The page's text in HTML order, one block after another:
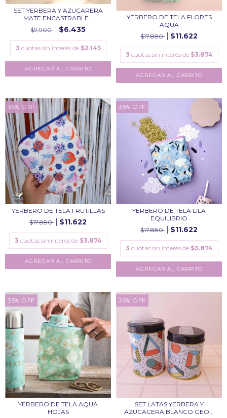
SET YERBERA Y AZUCARERA
MATE ENCASTRABLE...
$9.900
$6.435
3 cuotas sin interés de $2.145
AGREGAR AL CARRITO
YERBERO DE TELA FLORES
AQUA
$17.880
$11.622
3 cuotas sin interés de $3.874
35% OFF
YERBERO DE TELA FRUTILLAS
$17.880
$11.622
3 cuotas sin interés de $3.874
35% OFF
YERBERO DE TELA LILA
EQUILIBRIO
$17.880
$11.622
3 cuotas sin interés de $3.874
35% OFF
YERBERO DE TELA AQUA
HOJAS
35% OFF
SET LATAS YERBERA Y
AZUCACERA BLANCO GEO...